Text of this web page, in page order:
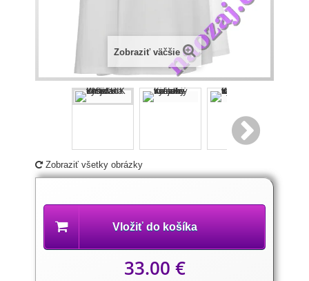
Zobraziť väčšie
Zobraziť všetky obrázky
Vložiť do košíka
33.00 €
produktu